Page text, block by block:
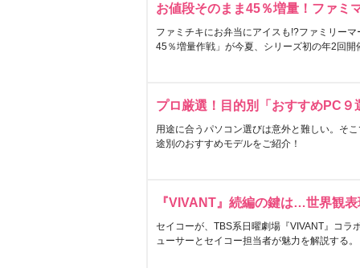
お値段そのまま45％増量！ファミ
ファミチキにお弁当にアイスも!?ファミリー
45％増量作戦」が今夏、シリーズ初の年2回開
プロ厳選！目的別「おすすめPC９
用途に合うパソコン選びは意外と難しい。そ
途別のおすすめモデルをご紹介！
『VIVANT』続編の鍵は…世界観
セイコーが、TBS系日曜劇場『VIVANT』コラ
ューサーとセイコー担当者が魅力を解説する。